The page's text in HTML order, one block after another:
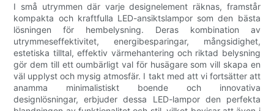
I små utrymmen där varje designelement räknas, framstår
kompakta och kraftfulla LED-ansiktslampor som den bästa
lösningen för hembelysning. Deras kombination av
utrymmeseffektivitet, energibesparingar, mångsidighet,
estetiska tilltal, effektiv värmehantering och riktad belysning
gör dem till ett oumbärligt val för husägare som vill skapa en
väl upplyst och mysig atmosfär. I takt med att vi fortsätter att
anamma minimalistiskt boende och innovativa
designlösningar, erbjuder dessa LED-lampor den perfekta